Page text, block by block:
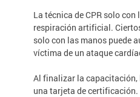
La técnica de CPR solo
respiración artificial.
solo con las manos puede
víctima de un ataque
Al finalizar la capacitación,
una tarjeta de